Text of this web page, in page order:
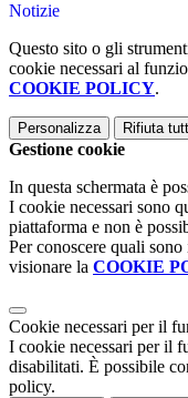
Notizie
Questo sito o gli
cookie necessari al
COOKIE POLICY.
Personalizza Rifiuta
Gestione cookie
In questa schermata è
I cookie necessari sono
piattaforma e non è
Per conoscere quali
visionare la COOKIE
Cookie necessari per il
I cookie necessari per il
disabilitati. È possibile
policy.